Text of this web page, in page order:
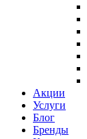
Акции
Услуги
Блог
Бренды